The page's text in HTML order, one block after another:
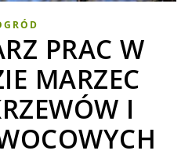
PRAC W
MARZEC
I